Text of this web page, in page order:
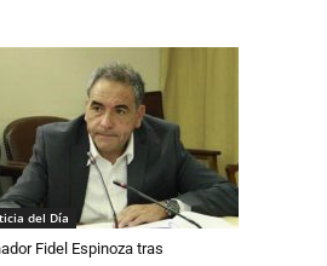
del Día
Fidel Espinoza tras